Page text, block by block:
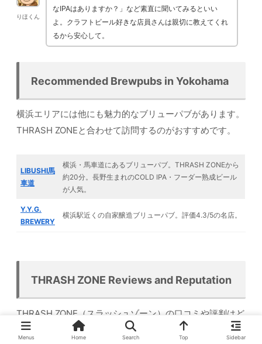
りほくん
なIPAはありますか？」など素直に聞いてみるといい
よ。クラフトビール好きな店員さんは親切に教えてくれ
るから安心して。
Recommended Brewpubs in Yokohama
横浜エリアには他にも魅力的なブリューパブがあります。
THRASH ZONEと合わせて訪問するのがおすすめです。
LIBUSHI馬
車道
横浜・馬車道にあるブリューパブ。THRASH ZONEから
約20分。長野生まれのCOLD IPA・フーダー熟成ビール
が人気。
Y.Y.G.
BREWERY
横浜駅近くの自家醸造ブリューパブ。評価4.3/5の名店。
THRASH ZONE Reviews and Reputation
THRASH ZONE（スラッシュゾーン）の口コミや評判はど
うでしょうか？横浜クラフトビールファンに長年愛される
Menus Home Search Top Sidebar